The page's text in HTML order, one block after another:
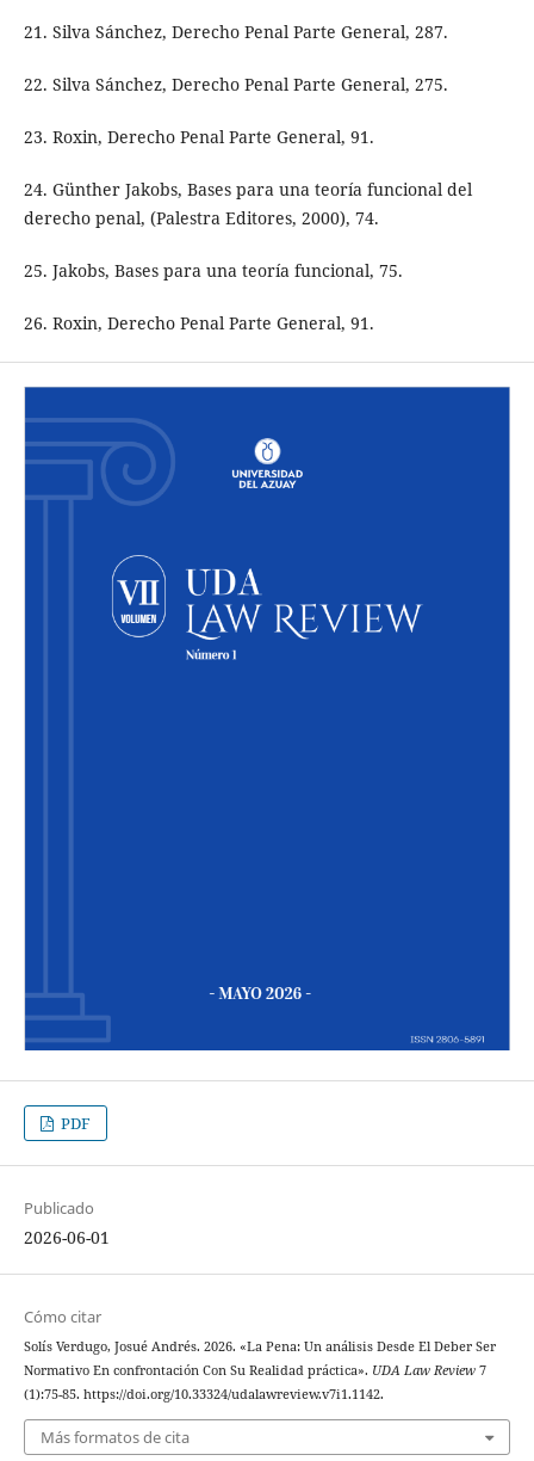
21. Silva Sánchez, Derecho Penal Parte General, 287.
22. Silva Sánchez, Derecho Penal Parte General, 275.
23. Roxin, Derecho Penal Parte General, 91.
24. Günther Jakobs, Bases para una teoría funcional del
derecho penal, (Palestra Editores, 2000), 74.
25. Jakobs, Bases para una teoría funcional, 75.
26. Roxin, Derecho Penal Parte General, 91.
PDF
Publicado
2026-06-01
Cómo citar
Solís Verdugo, Josué Andrés. 2026. «La Pena: Un análisis Desde El Deber Ser
Normativo En confrontación Con Su Realidad práctica». UDA Law Review7
(1):75-85. https://doi.org/10.33324/udalawreview.v7i1.1142.
Más formatos de cita